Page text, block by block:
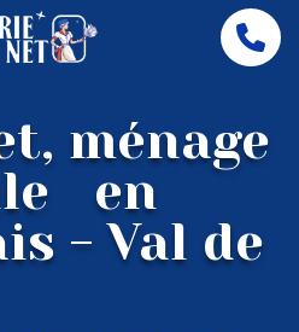
en
-
Saône
ménage
en
- Val de